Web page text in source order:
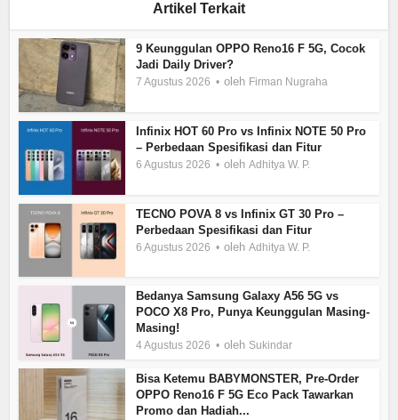
Artikel Terkait
9 Keunggulan OPPO Reno16 F 5G, Cocok
Jadi Daily Driver?
7 Agustus 2026 oleh Firman Nugraha
Infinix HOT 60 Pro vs Infinix NOTE 50 Pro
– Perbedaan Spesifikasi dan Fitur
6 Agustus 2026 olehAdhitya W. P.
TECNO POVA 8 vs Infinix GT 30 Pro –
Perbedaan Spesifikasi dan Fitur
6 Agustus 2026 olehAdhitya W. P.
Bedanya Samsung Galaxy A56 5G vs
POCO X8 Pro, Punya Keunggulan Masing-
Masing!
4 Agustus 2026 oleh Sukindar
Bisa Ketemu BABYMONSTER, Pre-Order
OPPO Reno16 F 5G Eco Pack Tawarkan
Promo dan Hadiah...